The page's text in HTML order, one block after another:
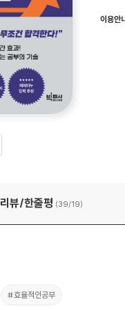
이용안
리뷰/한줄평 (39/19)
#효율적인공부